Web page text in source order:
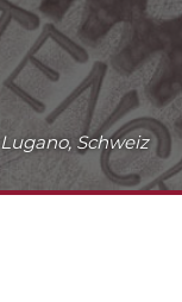
Lugano, Schweiz